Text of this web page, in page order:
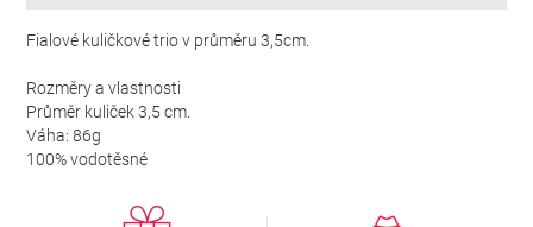
Fialové kuličkové trio v průměru 3,5cm.
Rozměry a vlastnosti
Průměr kuliček 3,5 cm.
Váha: 86g
100% vodotěsné